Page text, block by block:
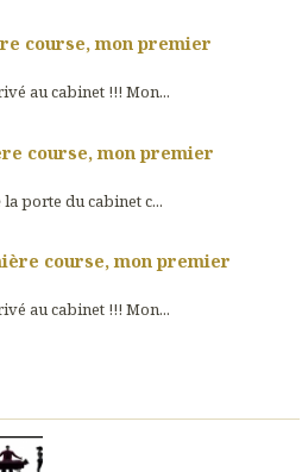
course, mon premier
au cabinet !!! Mon...
course, mon premier
porte du cabinet c...
course, mon premier
au cabinet !!! Mon...